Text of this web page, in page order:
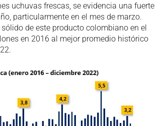
uchuvas frescas, se evidencia una fuerte
particularmente en el mes de marzo.
de este producto colombiano en el
en 2016 al mejor promedio histórico